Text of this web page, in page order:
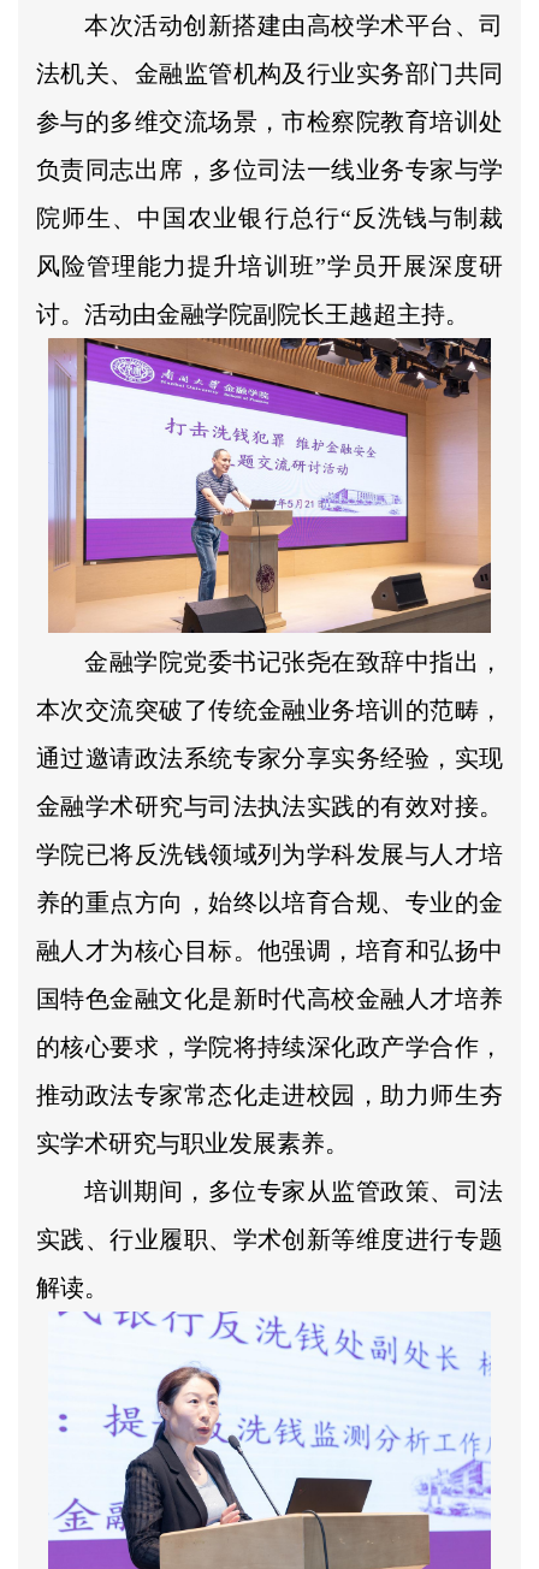
本次活动创新搭建由高校学术平台、司
法机关、金融监管机构及行业实务部门共同
参与的多维交流场景，市检察院教育培训处
负责同志出席，多位司法一线业务专家与学
院师生、中国农业银行总行“反洗钱与制裁
风险管理能力提升培训班”学员开展深度研
讨。活动由金融学院副院长王越超主持。
金融学院党委书记张尧在致辞中指出，
本次交流突破了传统金融业务培训的范畴，
通过邀请政法系统专家分享实务经验，实现
金融学术研究与司法执法实践的有效对接。
学院已将反洗钱领域列为学科发展与人才培
养的重点方向，始终以培育合规、专业的金
融人才为核心目标。他强调，培育和弘扬中
国特色金融文化是新时代高校金融人才培养
的核心要求，学院将持续深化政产学合作，
推动政法专家常态化走进校园，助力师生夯
实学术研究与职业发展素养。
培训期间，多位专家从监管政策、司法
实践、行业履职、学术创新等维度进行专题
解读。